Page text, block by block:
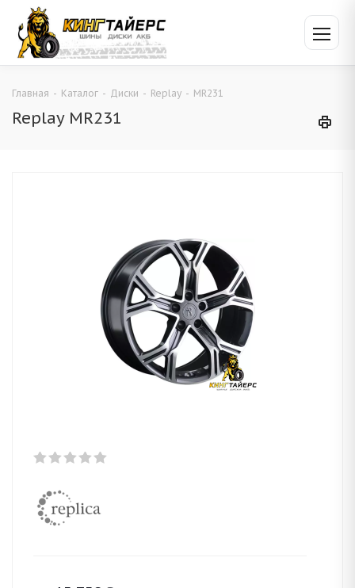
Главная - Каталог - Диски - Replay - MR231
Replay MR231